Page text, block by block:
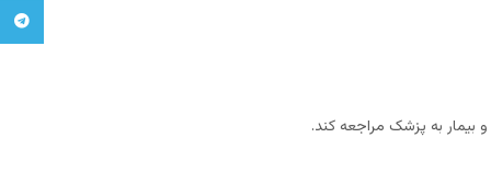
به پزشک مراجعه کند.